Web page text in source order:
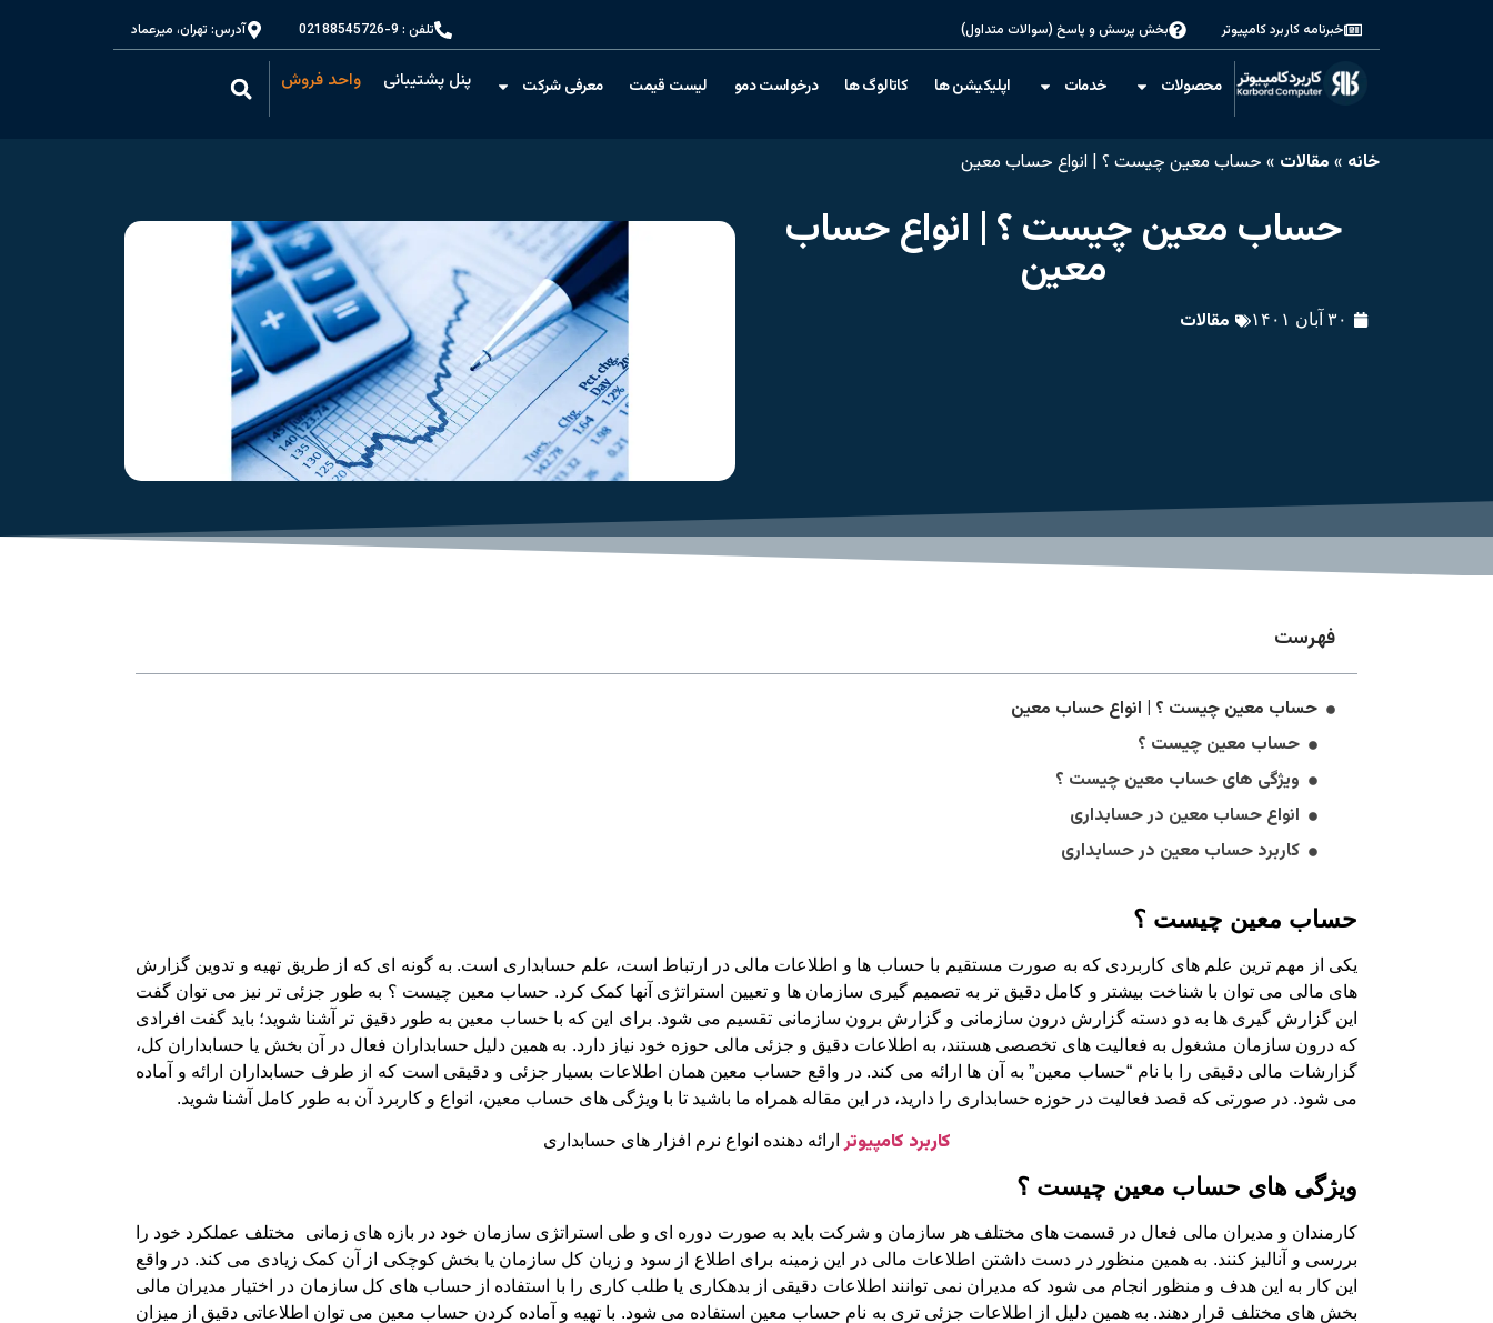
خبرنامه کاربرد کامپیوتر بخش پرسش و پاسخ (سوالات متداول) تلفن : 9-02188545726 آدرس: تهران، میرعماد
محصولات خدمات اپلیکیشن ها کاتالوگ ها درخواست دمو لیست قیمت معرفی شرکت پنل پشتیبانی واحد فروش
خانه » مقالات » حساب معین چیست ؟ | انواع حساب معین
حساب معین چیست ؟ | انواع حساب
معین
۳۰ آبان ۱۴۰۱ مقالات
فهرست
حساب معین چیست ؟ | انواع حساب معین
حساب معین چیست ؟
ویژگی های حساب معین چیست ؟
انواع حساب معین در حسابداری
کاربرد حساب معین در حسابداری
حساب معین چیست ؟
یکی از مهم ترین علم های کاربردی که به صورت مستقیم با حساب ها و اطلاعات مالی در ارتباط است، علم حسابداری است. به گونه ای که از طریق تهیه و تدوین گزارش
های مالی می توان با شناخت بیشتر و کامل دقیق تر به تصمیم گیری سازمان ها و تعیین استراتژی آنها کمک کرد. حساب معین چیست ؟ به طور جزئی تر نیز می توان گفت
این گزارش گیری ها به دو دسته گزارش درون سازمانی و گزارش برون سازمانی تقسیم می شود. برای این که با حساب معین به طور دقیق تر آشنا شوید؛ باید گفت افرادی
که درون سازمان مشغول به فعالیت های تخصصی هستند، به اطلاعات دقیق و جزئی مالی حوزه خود نیاز دارد. به همین دلیل حسابداران فعال در آن بخش یا حسابداران کل،
گزارشات مالی دقیقی را با نام “حساب معین” به آن ها ارائه می کند. در واقع حساب معین همان اطلاعات بسیار جزئی و دقیقی است که از طرف حسابداران ارائه و آماده
می شود. در صورتی که قصد فعالیت در حوزه حسابداری را دارید، در این مقاله همراه ما باشید تا با ویژگی های حساب معین، انواع و کاربرد آن به طور کامل آشنا شوید.
کاربرد کامپیوتر ارائه دهنده انواع نرم افزار های حسابداری
ویژگی های حساب معین چیست ؟
کارمندان و مدیران مالی فعال در قسمت های مختلف هر سازمان و شرکت باید به صورت دوره ای و طی استراتژی سازمان خود در بازه های زمانی مختلف عملکرد خود را
بررسی و آنالیز کنند. به همین منظور در دست داشتن اطلاعات مالی در این زمینه برای اطلاع از سود و زیان کل سازمان یا بخش کوچکی از آن کمک زیادی می کند. در واقع
این کار به این هدف و منظور انجام می شود که مدیران نمی توانند اطلاعات دقیقی از بدهکاری یا طلب کاری را با استفاده از حساب های کل سازمان در اختیار مدیران مالی
بخش های مختلف قرار دهند. به همین دلیل از اطلاعات جزئی تری به نام حساب معین استفاده می شود. با تهیه و آماده کردن حساب معین می توان اطلاعاتی دقیق از میزان